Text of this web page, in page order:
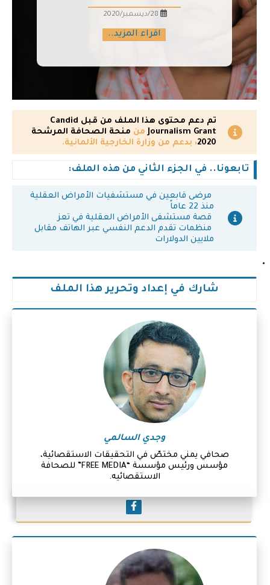
اقراء المزيد..
تم دعم محتوى هذا الملف من قبل Candid
Journalism Grant
من منحة الصحافة المرشحة
2020، بدعم من وزارة الخارجية الألمانية.
تابعونا.. في الجزء الثاني من هذه الملف:
مرضى قابعين في مستشفيات الأمراض العقلية
منذ 22 عاماً
قصة مستشفى الأمراض العقلية في تعز
منظمات تقدم الدعم النفسي عبر الهاتف مقابل
ملايين الدولارات
شارك في إعداد وتحرير هذا الملف
وجدي السالمي
صحافي يمني مختصّ في التحقيقات الاستقصائية،
مؤسس ورئيس مؤسسة “FREE MEDIA” للصحافة
الاستقصائيه.